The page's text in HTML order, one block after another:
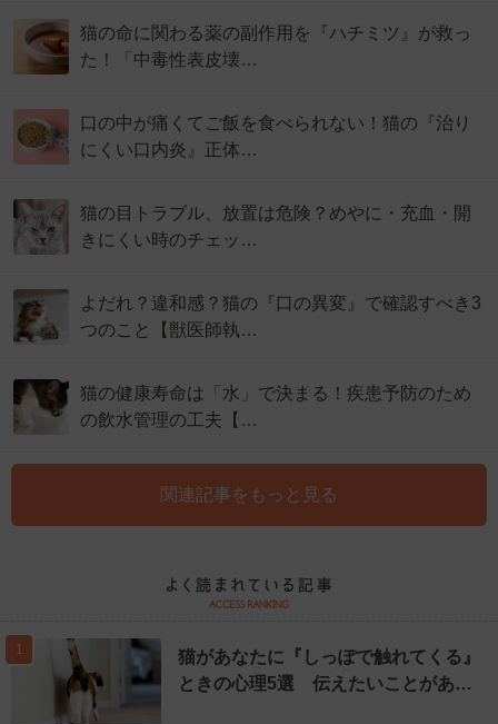
猫の命に関わる薬の副作用を『ハチミツ』が救っ
た！「中毒性表皮壊…
口の中が痛くてご飯を食べられない！猫の『治り
にくい口内炎』正体…
猫の目トラブル、放置は危険？めやに・充血・開
きにくい時のチェッ…
よだれ？違和感？猫の『口の異変』で確認すべき3
つのこと【獣医師執…
猫の健康寿命は「水」で決まる！疾患予防のため
の飲水管理の工夫【…
関連記事をもっと見る
1
猫があなたに『しっぽで触れてくる』
ときの心理5選 伝えたいことがあ…